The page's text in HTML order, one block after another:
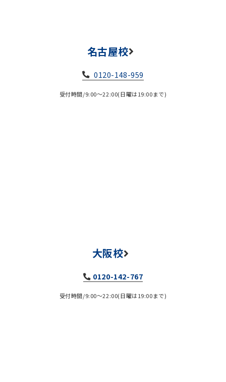
名古屋校
0120-148-959
受付時間/9:00～22:00(日曜は19:00まで)
大阪校
0120-142-767
受付時間/9:00～22:00(日曜は19:00まで)